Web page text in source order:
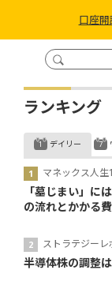
口座開
ランキング
デイリー
マネックス人
「墓じまい」に
の流れとかかる
ストラテジーレ
半導体株の調整